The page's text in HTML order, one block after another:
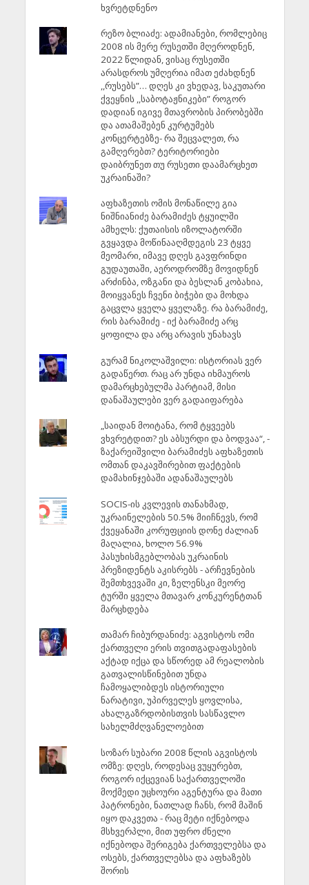
ხვრეტდნენო
რეზო ბლიაძე: ადამიანები, რომლებიც
2008 ის მერე რუსეთში მღეროდნენ,
2022 წლიდან, ვისაც რუსეთში
არასდროს უმღერია იმათ ეძახდნენ
,,რუსებს”… დღეს კი ვხედავ, საკუთარი
ქვეყნის ,,საბოტაჟნიკები” როგორ
დადიან იგივე მთავრობის პირობებში
და ათამაშებენ კურტუმებს
კონცერტებზე- რა შეცვალეთ, რა
გამღერებთ? ტერიტორიები
დაიბრუნეთ თუ რუსეთი დაამარცხეთ
უკრაინაში?
აფხაზეთის ომის მონაწილე გია
ნიშნიანიძე ბარამიძეს ტყუილში
ამხელს: ქუთაისის იზოლატორში
გვყავდა მოწინააღმდეგის 23 ტყვე
მეომარი, იმავე დღეს გავფრინდი
გუდაუთაში, აეროდრომზე მოვიდნენ
არძინბა, ოზგანი და ბესლან კობახია,
მოიყვანეს ჩვენი ბიჭები და მოხდა
გაცვლა ყველა ყველაზე. რა ბარამიძე,
რის ბარამიძე - იქ ბარამიძე არც
ყოფილა და არც არავის უნახავს
გურამ ნიკოლაშვილი: ისტორიას ვერ
გადაწერთ. რაც არ უნდა იხმაუროს
დამარცხებულმა პარტიამ, მისი
დანაშაულები ვერ გადაიფარება
„საიდან მოიტანა, რომ ტყვეებს
ვხვრეტდით? ეს აბსურდი და ბოდვაა“, -
ზაქარეიშვილი ბარამიძეს აფხაზეთის
ომთან დაკავშირებით ფაქტების
დამახინჯებაში ადანაშაულებს
SOCIS-ის კვლევის თანახმად,
უკრაინელების 50.5% მიიჩნევს, რომ
ქვეყანაში კორუფციის დონე ძალიან
მაღალია, ხოლო 56.9%
პასუხისმგებლობას უკრაინის
პრეზიდენტს აკისრებს - არჩევნების
შემთხვევაში კი, ზელენსკი მეორე
ტურში ყველა მთავარ კონკურენტთან
მარცხდება
თამარ ჩიბურდანიძე: აგვისტოს ომი
ქართველი ერის თვითგადაფასების
აქტად იქცა და სწორედ ამ რეალობის
გათვალისწინებით უნდა
ჩამოყალიბდეს ისტორიული
ნარატივი, უპირველეს ყოვლისა,
ახალგაზრდობისთვის სასწავლო
სახელმძღვანელოებით
სოზარ სუბარი 2008 წლის აგვისტოს
ომზე: დღეს, როდესაც ვუყურებთ,
როგორ იქცევიან საქართველოში
მოქმედი უცხოური აგენტურა და მათი
პატრონები, ნათლად ჩანს, რომ მაშინ
იყო დაკვეთა - რაც მეტი იქნებოდა
მსხვერპლი, მით უფრო ძნელი
იქნებოდა შერიგება ქართველებსა და
ოსებს, ქართველებსა და აფხაზებს
შორის